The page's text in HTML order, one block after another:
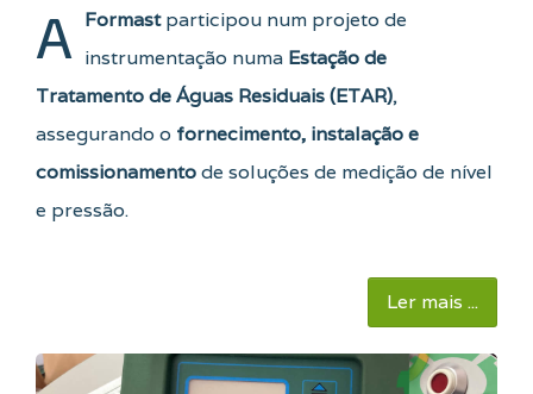
A Formastparticipou num projeto de
instrumentação numa Estação de
Tratamento de Águas Residuais (ETAR),
assegurando o fornecimento, instalação e
comissionamentode soluções de medição de nível
e pressão.
Ler mais ...